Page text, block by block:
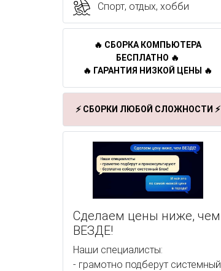
Спорт, отдых, хобби
🔥 СБОРКА КОМПЬЮТЕРА
БЕСПЛАТНО 🔥
🔥 ГАРАНТИЯ НИЗКОЙ ЦЕНЫ 🔥
⚡ СБОРКИ ЛЮБОЙ СЛОЖНОСТИ ⚡
Сделаем цены ниже, чем
ВЕЗДЕ!
Наши специалисты:
- грамотно подберут системный